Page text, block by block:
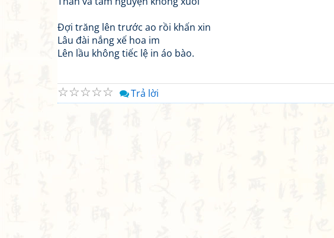
Đợi trăng lên trước ao rồi khấn xin
Lâu đài nắng xế hoa im
Lên lầu không tiếc lệ in áo bào.
☆
☆
☆
☆
☆ Trả lời